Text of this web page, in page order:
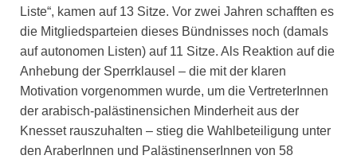
Liste“, kamen auf 13 Sitze. Vor zwei Jahren schafften es
die Mitgliedsparteien dieses Bündnisses noch (damals
auf autonomen Listen) auf 11 Sitze. Als Reaktion auf die
Anhebung der Sperrklausel – die mit der klaren
Motivation vorgenommen wurde, um die VertreterInnen
der arabisch-palästinensichen Minderheit aus der
Knesset rauszuhalten – stieg die Wahlbeteiligung unter
den AraberInnen und PalästinenserInnen von 58